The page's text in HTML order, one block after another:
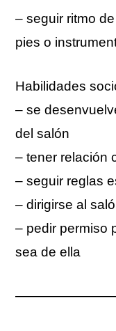
– seguir ritmo
pies o
Habilidades
– se
del salón
– tener relación
– seguir reglas
– dirigirse al
– pedir permiso
sea de ella